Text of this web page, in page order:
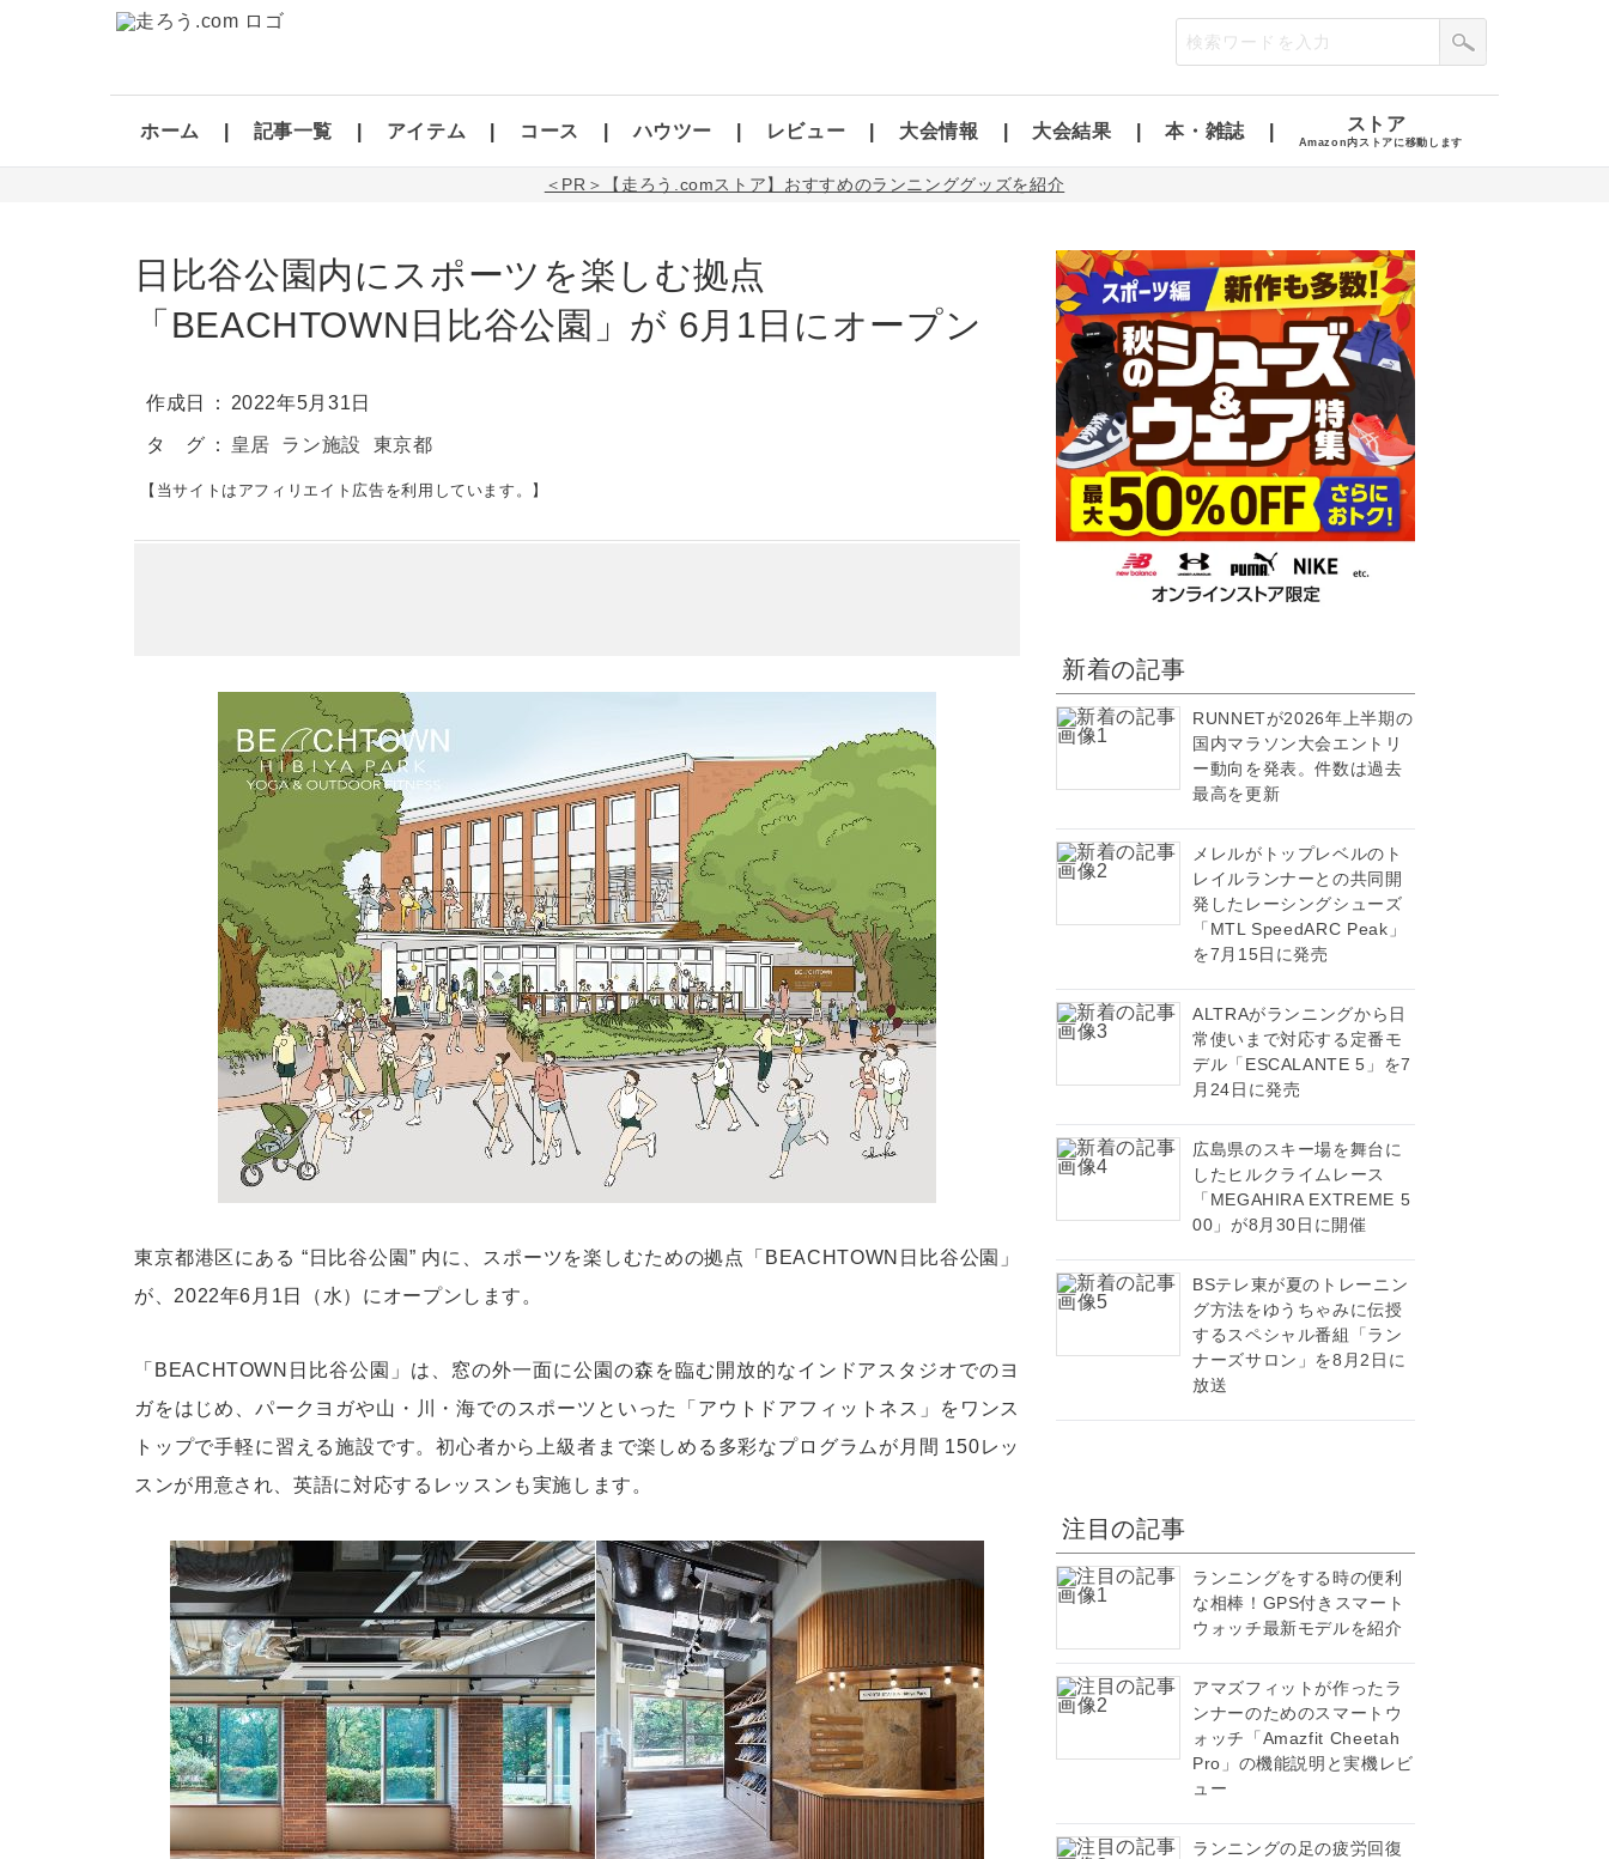
ホーム 記事一覧 アイテム コース ハウツー レビュー 大会情報 大会結果 本・雑誌 ストア
Amazon内ストアに移動します
＜PR＞【走ろう.comストア】おすすめのランニンググッズを紹介
日比谷公園内にスポーツを楽しむ拠点
「BEACHTOWN日比谷公園」が 6月1日にオープン
作成日 2022年5月31日
タ グ 皇居 ラン施設 東京都
【当サイトはアフィリエイト広告を利用しています。】
東京都港区にある “日比谷公園” 内に、スポーツを楽しむための拠点「BEACHTOWN日比谷公園」
が、2022年6月1日（水）にオープンします。
「BEACHTOWN日比谷公園」は、窓の外一面に公園の森を臨む開放的なインドアスタジオでのヨ
ガをはじめ、パークヨガや山・川・海でのスポーツといった「アウトドアフィットネス」をワンス
トップで手軽に習える施設です。初心者から上級者まで楽しめる多彩なプログラムが月間 150レッ
スンが用意され、英語に対応するレッスンも実施します。
新着の記事
RUNNETが2026年上半期の
国内マラソン大会エントリ
ー動向を発表。件数は過去
最高を更新
メレルがトップレベルのト
レイルランナーとの共同開
発したレーシングシューズ
「MTL SpeedARC Peak」
を7月15日に発売
ALTRAがランニングから日
常使いまで対応する定番モ
デル「ESCALANTE 5」を7
月24日に発売
広島県のスキー場を舞台に
したヒルクライムレース
「MEGAHIRA EXTREME 5
00」が8月30日に開催
BSテレ東が夏のトレーニン
グ方法をゆうちゃみに伝授
するスペシャル番組「ラン
ナーズサロン」を8月2日に
放送
注目の記事
ランニングをする時の便利
な相棒！GPS付きスマート
ウォッチ最新モデルを紹介
アマズフィットが作ったラ
ンナーのためのスマートウ
ォッチ「Amazfit Cheetah
Pro」の機能説明と実機レビ
ュー
ランニングの足の疲労回復